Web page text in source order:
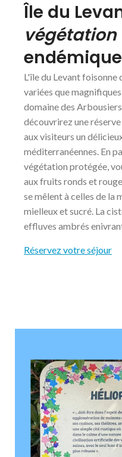
Île du
végétation
endémique
L'île du Levant foisonne
variées que
domaine des
découvrirez une
aux visiteurs un
méditerranéennes. En
végétation protégée,
aux fruits ronds et
se mêlent à celles de la
mielleux et sucré. La
effluves ambrés
Réservez votre séjour